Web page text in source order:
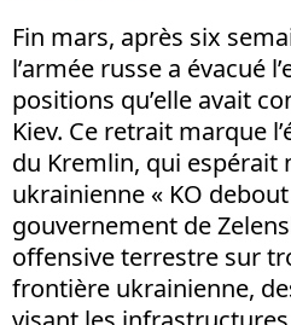
Fin mars, après six
l’armée russe a évacué
positions qu’elle avait
Kiev. Ce retrait marque
du Kremlin, qui espérait
ukrainienne « KO
gouvernement de
offensive terrestre sur
frontière ukrainienne,